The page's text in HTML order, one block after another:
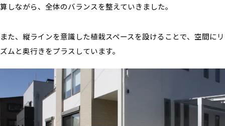
算しながら、全体のバランスを整えていきました。
また、縦ラインを意識した植栽スペースを設けることで、空間にリ
ズムと奥行きをプラスしています。